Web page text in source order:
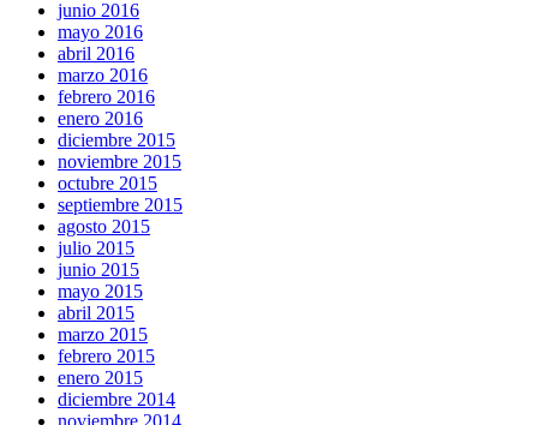
junio 2016
mayo 2016
abril 2016
marzo 2016
febrero 2016
enero 2016
diciembre 2015
noviembre 2015
octubre 2015
septiembre 2015
agosto 2015
julio 2015
junio 2015
mayo 2015
abril 2015
marzo 2015
febrero 2015
enero 2015
diciembre 2014